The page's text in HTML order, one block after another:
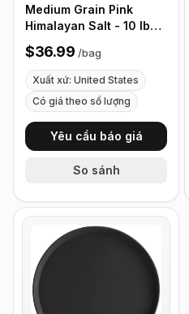
Medium Grain Pink
Himalayan Salt - 10 lb
(4.4 kg)
$36.99 /bag
Xuất xứ: United States
Có giá theo số lượng
Yêu cầu báo giá
So sánh